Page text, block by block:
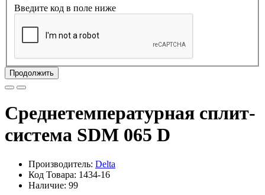
Введите код в поле ниже
Продолжить
Среднетемпературная сплит-
система SDM 065 D
Производитель: Delta
Код Товара: 1434-16
Наличие: 99